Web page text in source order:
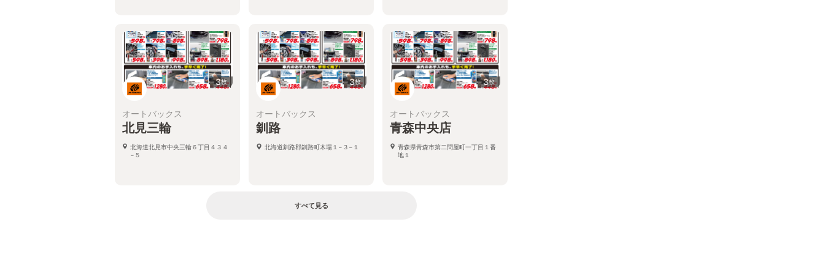
3枚
オートバックス
北見三輪
北海道北見市中央三輪６丁目４３４
−５
3枚
オートバックス
釧路
北海道釧路郡釧路町木場１−３−１
3枚
オートバックス
青森中央店
青森県青森市第二問屋町一丁目１番
地１
すべて見る